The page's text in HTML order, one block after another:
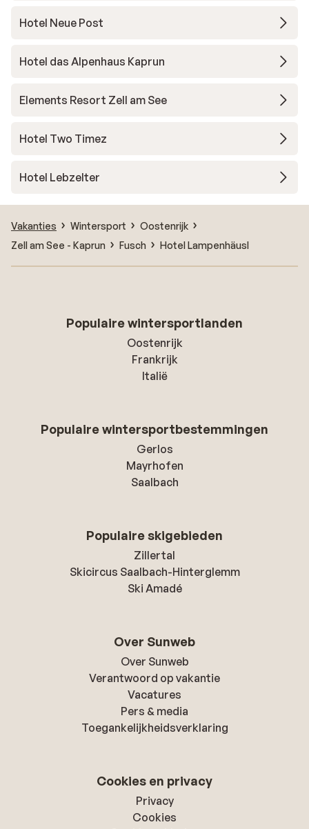
Hotel Neue Post
Hotel das Alpenhaus Kaprun
Elements Resort Zell am See
Hotel Two Timez
Hotel Lebzelter
Vakanties Wintersport
Oostenrijk
Zell am See - Kaprun
Fusch Hotel Lampenhäusl
Populaire wintersportlanden
Oostenrijk
Frankrijk
Italië
Populaire wintersportbestemmingen
Gerlos
Mayrhofen
Saalbach
Populaire skigebieden
Zillertal
Skicircus Saalbach-Hinterglemm
Ski Amadé
Over Sunweb
Over Sunweb
Verantwoord op vakantie
Vacatures
Pers & media
Toegankelijkheidsverklaring
Cookies en privacy
Privacy
Cookies